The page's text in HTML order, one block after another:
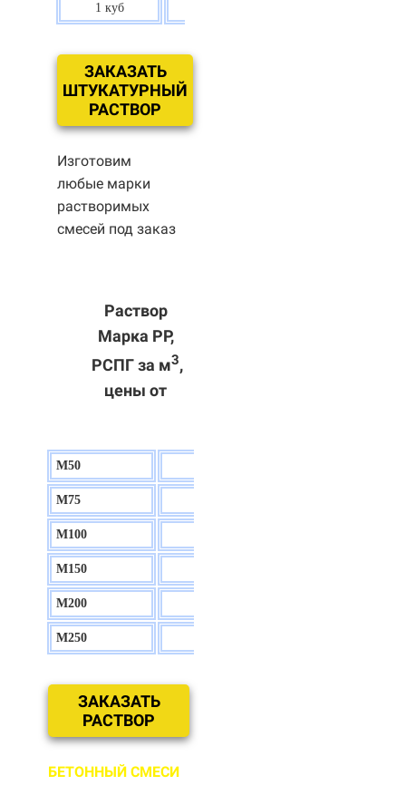
1 куб
ЗАКАЗАТЬ
ШТУКАТУРНЫЙ
РАСТВОР
Изготовим
любые марки
растворимых
смесей под заказ
Раствор
Марка РР,
РСПГ за м3,
цены от
М50
М75
М100
М150
М200
М250
ЗАКАЗАТЬ
РАСТВОР
БЕТОННЫЙ СМЕСИ